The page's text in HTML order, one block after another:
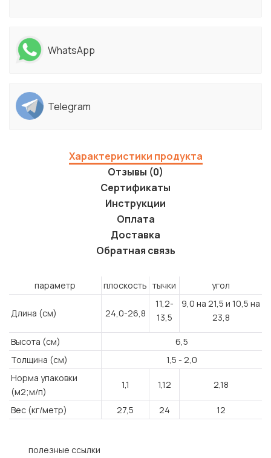
WhatsApp
Telegram
Характеристики продукта
Отзывы (0)
Сертификаты
Инструкции
Оплата
Доставка
Обратная связь
параметр плоскость тычки угол
Длина (см) 24,0-26,8
11,2-
13,5
9,0 на 21,5 и 10,5 на
23,8
Высота (см)
6,5
Толщина (см)
1,5 - 2,0
Норма упаковки
(м2;м/п)
1,1 1,12 2,18
Вес (кг/метр) 27,5 24 12
полезные ссылки